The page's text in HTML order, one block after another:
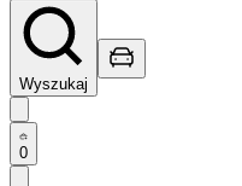
Wyszukaj
0